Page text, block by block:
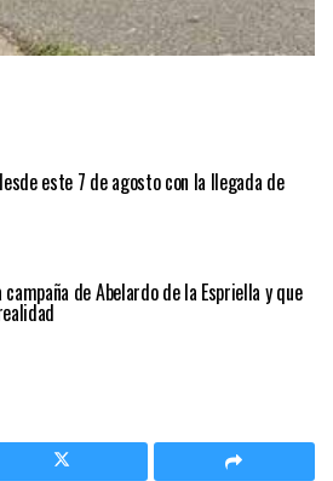
este 7 de agosto con la llegada de
de Abelardo de la Espriella y que